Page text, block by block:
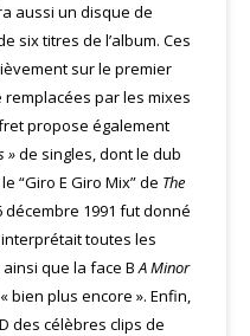
aussi un disque de
six titres de l’album. Ces
sur le premier
remplacées par les mixes
propose également
»de singles, dont le dub
“Giro E Giro Mix” de The
décembre 1991 fut donné
toutes les
que la face BA Minor
bien plus encore ». Enfin,
des célèbres clips de